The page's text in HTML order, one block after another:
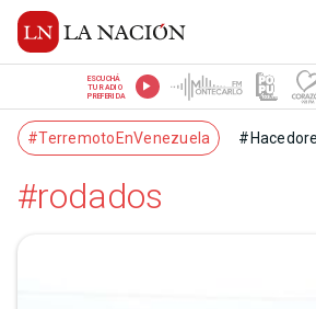
ESCUCHÁ
TU RADIO
PREFERIDA
#TerremotoEnVenezuela
#rodados